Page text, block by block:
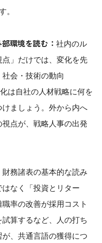
。
環境を読む： 社内のル
」だけでは、変化を先
会・技術の動向
は自社の人材戦略に何を
ましょう。外から内へ
点が、戦略人事の出発
財務諸表の基本的な読み
なく「投資とリター
率の改善が採用コスト
算するなど、人の打ち
、共通言語の獲得につ